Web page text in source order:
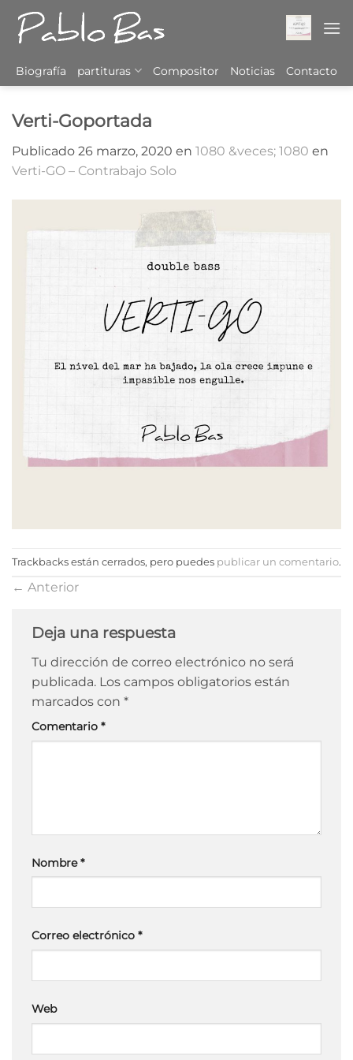
Saltar
contenido
Biografía partituras Compositor Noticias Contacto
Verti-Goportada
Publicado 26 marzo, 2020 en 1080 &veces; 1080 en
Verti-GO – Contrabajo Solo
Trackbacks están cerrados, pero puedes publicar un comentario.
← Anterior
Deja una respuesta
Tu dirección de correo electrónico no será
publicada. Los campos obligatorios están
marcados con *
Comentario *
Nombre*
Correo electrónico *
Web